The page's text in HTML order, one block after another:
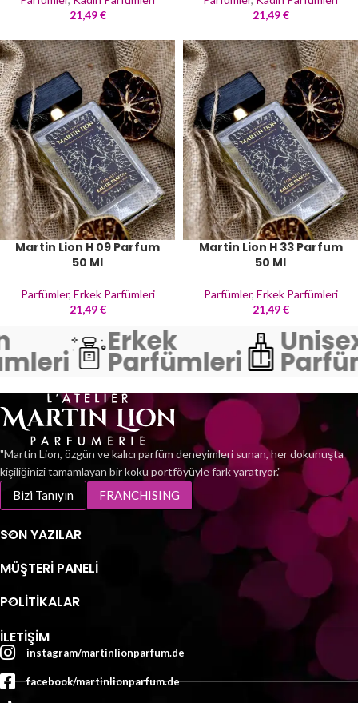
21,49€
21,49€
Martin Lion H 09 Parfum
50 Ml
Parfümler, Erkek Parfümleri
21,49€
Martin Lion H 33 Parfum
50 Ml
Parfümler, Erkek Parfümleri
21,49€
Erkek
Parfümleri
"Martin Lion, özgün ve kalıcı parfüm deneyimleri sunan, her dokunuşta
kişiliğinizi tamamlayan bir koku portföyüyle fark yaratıyor."
Bizi Tanıyın FRANCHISING
SON YAZILAR
MÜŞTERI PANELI
POLİTİKALAR
İLETIŞIM
instagram/martinlionparfum.de
facebook/martinlionparfum.de